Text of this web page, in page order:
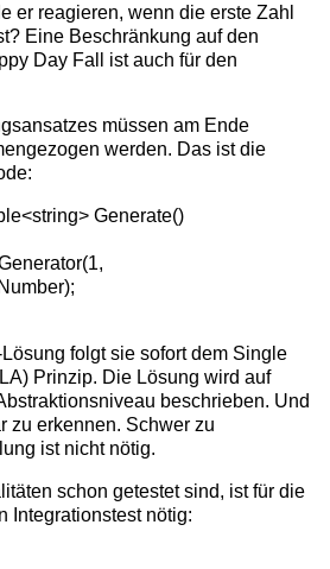
er reagieren, wenn die erste Zahl
Eine Beschränkung auf den
Day Fall ist auch für den
müssen am Ende
werden. Das ist die
Generate()
folgt sie sofort dem Single
Prinzip. Die Lösung wird auf
beschrieben. Und
zu erkennen. Schwer zu
ist nicht nötig.
schon getestet sind, ist für die
Integrationstest nötig: